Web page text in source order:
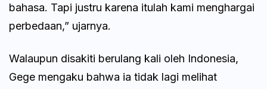
bahasa. Tapi justru karena itulah kami menghargai
perbedaan,” ujarnya.
Walaupun disakiti berulang kali oleh Indonesia,
Gege mengaku bahwa ia tidak lagi melihat